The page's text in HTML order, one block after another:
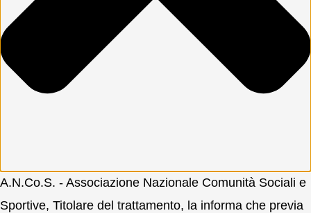
A.N.Co.S. - Associazione Nazionale Comunità Sociali e
Sportive, Titolare del trattamento, la informa che previa